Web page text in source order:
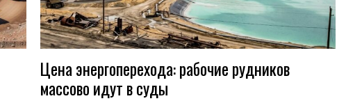
Цена энергоперехода: рабочие рудников
массово идут в суды